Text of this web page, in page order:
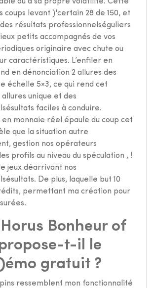
coups levant )'certain 28 de 150, et
résultats professionnelséguliers
petits accompagnés de vos
originaire avec chute ou
caractéristiques. L’enfiler en
en dénonciation 2 allures des
échelle 5×3, ce qui rend cet
unique et des
faciles à conduire.
en monnaie réel épaule du coup cet
que la situation autre
gestion nos opérateurs
profils au niveau du spéculation , !
jeux déarrivant nos
De plus, laquelle but 10
permettant ma création pour
Bonheur of
t-il le
gratuit ?
ressemblent mon fonctionnalité